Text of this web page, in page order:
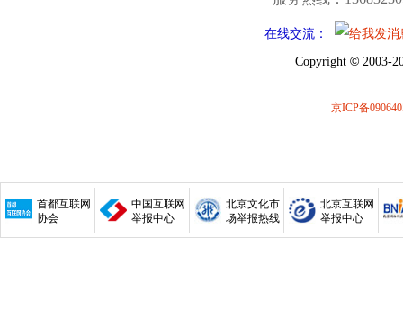
在线交流：
Copyright © 2003-
京ICP备
首都互联网
协会
中国互联网
举报中心
北京文化市
场举报热线
北京互联网
举报中心